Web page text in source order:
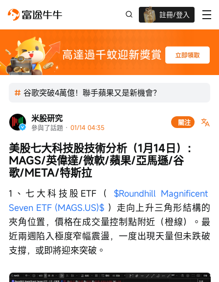
註冊/登入
迎新驚喜賞 股票/BTC等任你揀!
谷歌突破4萬億！聯手蘋果又是新機會？
米股研究
參與了話題 · 01/14 04:35
關注
美股七大科技股技術分析（1月14日）：
MAGS/英偉達/微軟/蘋果/亞馬遜/谷
歌/META/特斯拉
1、七大科技股ETF（ $Roundhill Magnificent
Seven ETF (MAGS.US)$ ）走向上升三角形結構的
夾角位置，價格在成交量控制點附近（橙線）。最
近兩週陷入極度窄幅震盪，一度出現天量但未跌破
支撐，或即將迎來突破。